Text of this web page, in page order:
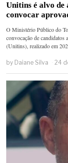
Unitins é alvo
convocar
O Ministério Público do
convocação de
(Unitins), realizado em
by Daiane Silva 24